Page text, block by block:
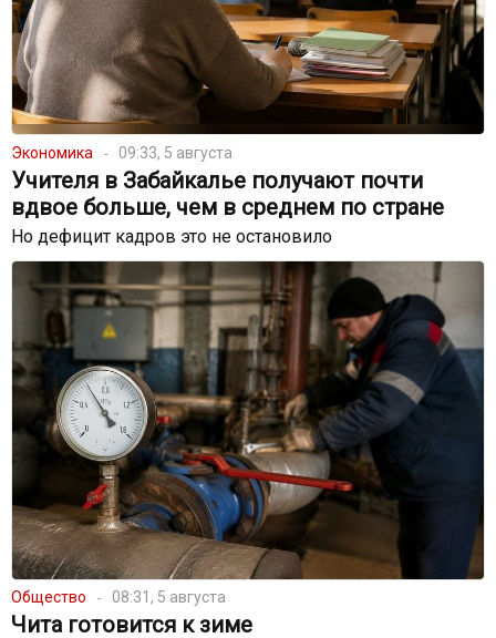
Экономика 09:33, 5 августа
Учителя в Забайкалье получают почти
вдвое больше, чем в среднем по стране
Но дефицит кадров это не остановило
Общество 08:31, 5 августа
Чита готовится к зиме